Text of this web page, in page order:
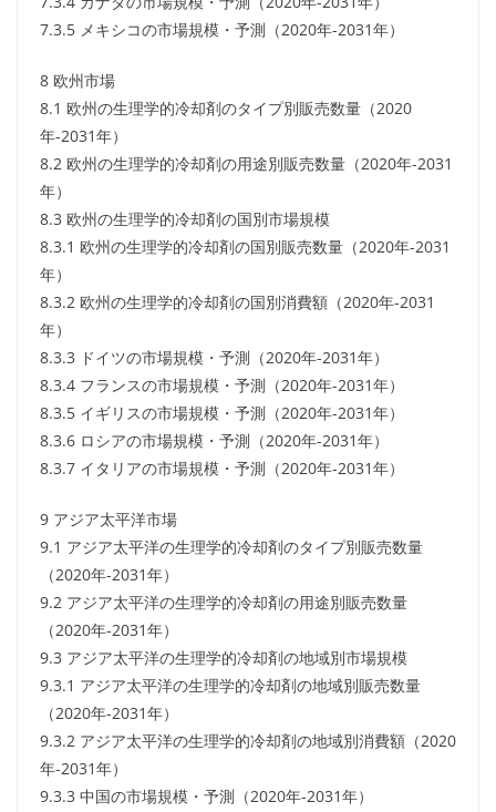
7.3.5 メキシコの市場規模・予測（2020年-2031年）
8 欧州市場
8.1 欧州の生理学的冷却剤のタイプ別販売数量（2020
年-2031年）
8.2 欧州の生理学的冷却剤の用途別販売数量（2020年-2031
年）
8.3 欧州の生理学的冷却剤の国別市場規模
8.3.1 欧州の生理学的冷却剤の国別販売数量（2020年-2031
年）
8.3.2 欧州の生理学的冷却剤の国別消費額（2020年-2031
年）
8.3.3 ドイツの市場規模・予測（2020年-2031年）
8.3.4 フランスの市場規模・予測（2020年-2031年）
8.3.5 イギリスの市場規模・予測（2020年-2031年）
8.3.6 ロシアの市場規模・予測（2020年-2031年）
8.3.7 イタリアの市場規模・予測（2020年-2031年）
9 アジア太平洋市場
9.1 アジア太平洋の生理学的冷却剤のタイプ別販売数量
（2020年-2031年）
9.2 アジア太平洋の生理学的冷却剤の用途別販売数量
（2020年-2031年）
9.3 アジア太平洋の生理学的冷却剤の地域別市場規模
9.3.1 アジア太平洋の生理学的冷却剤の地域別販売数量
（2020年-2031年）
9.3.2 アジア太平洋の生理学的冷却剤の地域別消費額（2020
年-2031年）
9.3.3 中国の市場規模・予測（2020年-2031年）